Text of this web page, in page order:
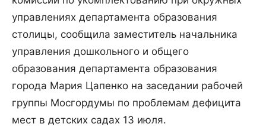
управлениях департамента образования
столицы, сообщила заместитель начальника
управления дошкольного и общего
образования департамента образования
города Мария Цапенко на заседании рабочей
группы Мосгордумы по проблемам дефицита
мест в детских садах 13 июля.